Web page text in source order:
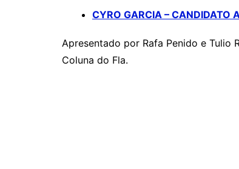
CYRO GARCIA – CANDIDATO
Apresentado por Rafa Penido e Tulio
Coluna do Fla.